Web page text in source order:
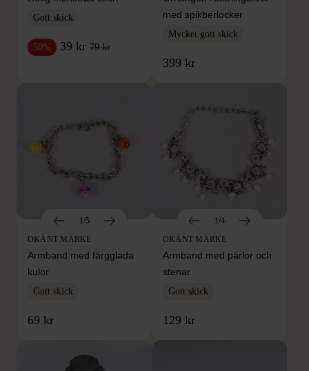
Gott skick
50% 39 kr 79 kr
med spikberlocker
Mycket gott skick
399 kr
1/5
OKÄNT MÄRKE
Armband med färgglada
kulor
Gott skick
69 kr
1/4
OKÄNT MÄRKE
Armband med pärlor och
stenar
Gott skick
129 kr